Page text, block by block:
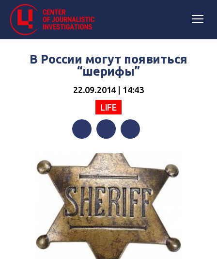
В России могут появиться
“шерифы”
22.09.2014 | 14:43
LIFE